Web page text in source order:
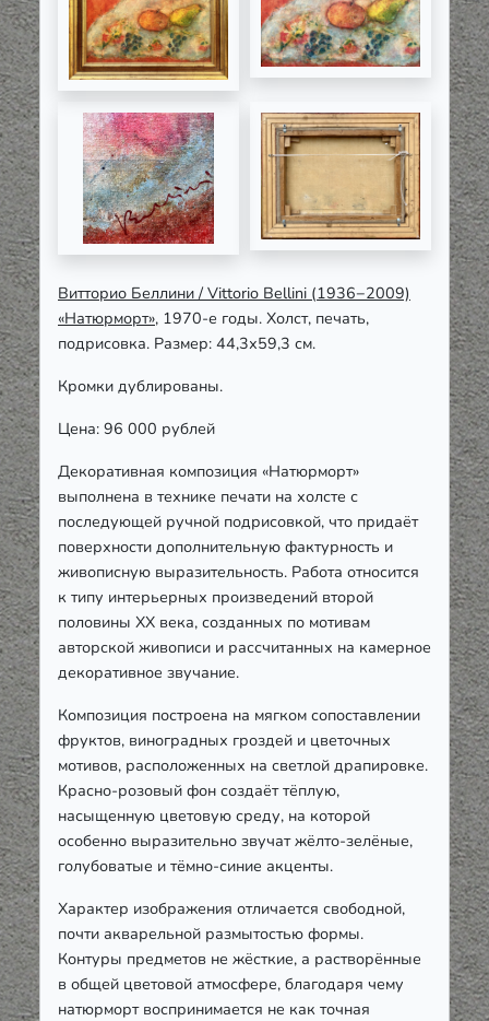
Витторио Беллини / Vittorio Bellini (1936−2009)
«Натюрморт», 1970-е годы. Холст, печать,
подрисовка. Размер: 44,3х59,3 см.
Кромки дублированы.
Цена: 96 000 рублей
Декоративная композиция «Натюрморт»
выполнена в технике печати на холсте с
последующей ручной подрисовкой, что придаёт
поверхности дополнительную фактурность и
живописную выразительность. Работа относится
к типу интерьерных произведений второй
половины ХХ века, созданных по мотивам
авторской живописи и рассчитанных на камерное
декоративное звучание.
Композиция построена на мягком сопоставлении
фруктов, виноградных гроздей и цветочных
мотивов, расположенных на светлой драпировке.
Красно-розовый фон создаёт тёплую,
насыщенную цветовую среду, на которой
особенно выразительно звучат жёлто-зелёные,
голубоватые и тёмно-синие акценты.
Характер изображения отличается свободной,
почти акварельной размытостью формы.
Контуры предметов не жёсткие, а растворённые
в общей цветовой атмосфере, благодаря чему
натюрморт воспринимается не как точная